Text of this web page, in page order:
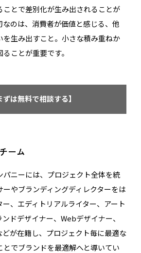
ことで差別化が生み出されることが
なのは、消費者が価値と感じる、他
を生み出すこと。小さな積み重ねか
ことが重要です。
ずは無料で相談する】
ーム
パニーには、プロジェクト全体を統
やブランディングディレクターをは
ー、エディトリアルライター、アート
ドデザイナー、Webデザイナー、
が在籍し、プロジェクト毎に最適な
とでブランドを最適解へと導いてい